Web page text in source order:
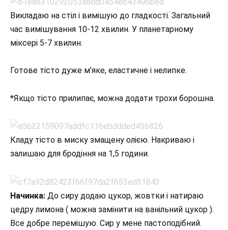
Викладаю на стіл і вимішую до гладкості. Загальний
час вимішування 10-12 хвилин. У планетарному
міксері 5-7 хвилин.
Готове тісто дуже м’яке, еластичне і нелипке.
*Якщо тісто прилипає, можна додати трохи борошна.
Кладу тісто в миску змащену олією. Накриваю і
залишаю для бродіння на 1,5 години.
Начинка: До сиру додаю цукор, жовтки і натираю
цедру лимона ( можна замінити на ванільний цукор ).
Все добре перемішую. Сир у мене пастоподібний.